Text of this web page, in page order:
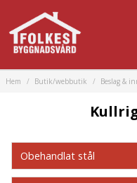
Hem Butik/webbutik Beslag &
Obehandlat stål